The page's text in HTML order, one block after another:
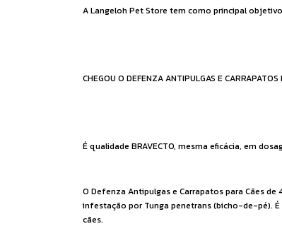
A Langeloh Pet Store tem como principal
CHEGOU O DEFENZA ANTIPULGAS E
É qualidade BRAVECTO, mesma eficácia, em
O Defenza Antipulgas e Carrapatos para Cães
infestação por Tunga penetrans (bicho-de-pé).
cães.